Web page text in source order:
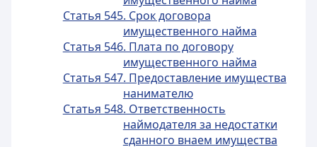
Статья 545. Срок договора
имущественного найма
Статья 546. Плата по договору
имущественного найма
Статья 547. Предоставление имущества
нанимателю
Статья 548. Ответственность
наймодателя за недостатки
сданного внаем имущества